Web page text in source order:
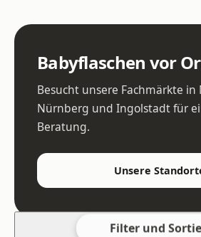
Filter und
Babyflaschen vor
Besucht unsere Fachmärkte in
Nürnberg und Ingolstadt für
Beratung.
Unsere